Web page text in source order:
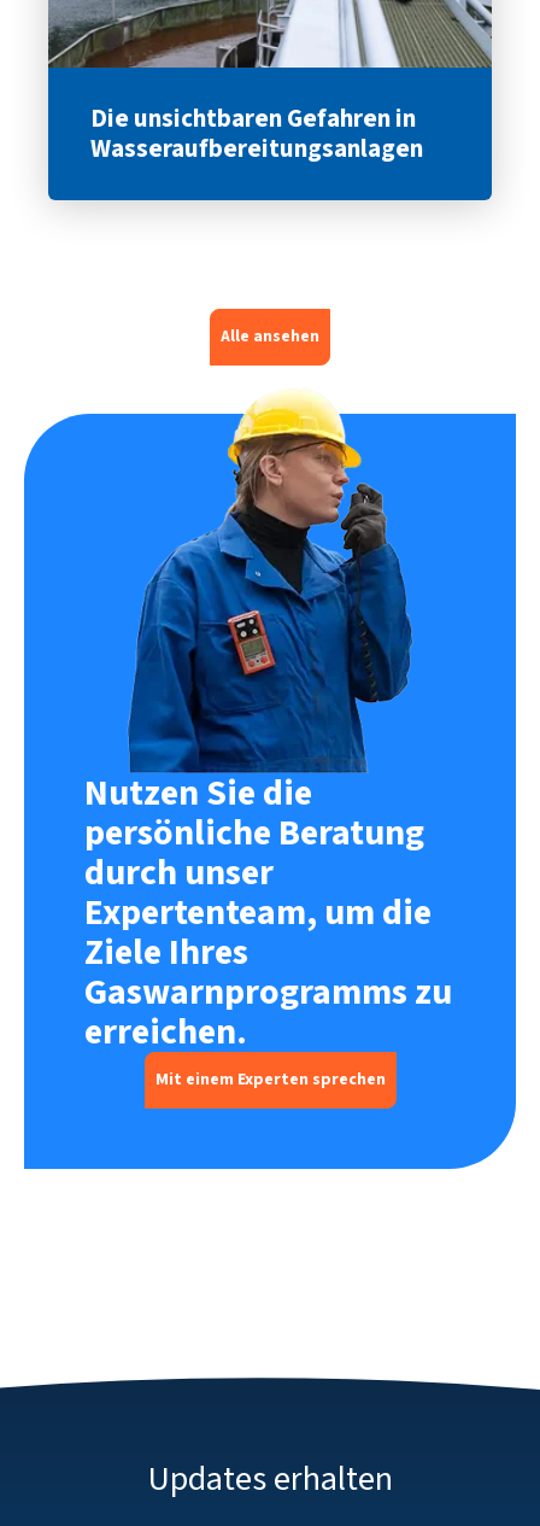
Die unsichtbaren Gefahren in
Wasseraufbereitungsanlagen
Alle ansehen
Nutzen Sie die
persönliche Beratung
durch unser
Expertenteam, um die
Ziele Ihres
Gaswarnprogramms zu
erreichen.
Mit einem Experten sprechen
Updates erhalten